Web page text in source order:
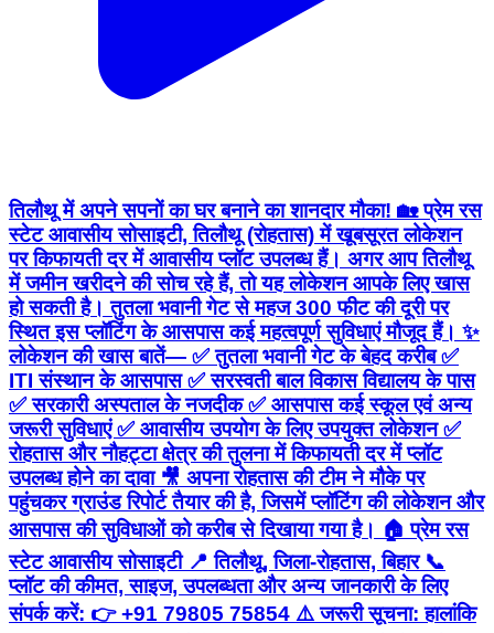
तिलौथू में अपने सपनों का घर बनाने का शानदार मौका! 🏡 प्रेम रस
स्टेट आवासीय सोसाइटी, तिलौथू (रोहतास) में खूबसूरत लोकेशन
पर किफायती दर में आवासीय प्लॉट उपलब्ध हैं। अगर आप तिलौथू
में जमीन खरीदने की सोच रहे हैं, तो यह लोकेशन आपके लिए खास
हो सकती है। तुतला भवानी गेट से महज 300 फीट की दूरी पर
स्थित इस प्लॉटिंग के आसपास कई महत्वपूर्ण सुविधाएं मौजूद हैं। ✨
लोकेशन की खास बातें— ✅ तुतला भवानी गेट के बेहद करीब ✅
ITI संस्थान के आसपास ✅ सरस्वती बाल विकास विद्यालय के पास
✅ सरकारी अस्पताल के नजदीक ✅ आसपास कई स्कूल एवं अन्य
जरूरी सुविधाएं ✅ आवासीय उपयोग के लिए उपयुक्त लोकेशन ✅
रोहतास और नौहट्टा क्षेत्र की तुलना में किफायती दर में प्लॉट
उपलब्ध होने का दावा 🎥 अपना रोहतास की टीम ने मौके पर
पहुंचकर ग्राउंड रिपोर्ट तैयार की है, जिसमें प्लॉटिंग की लोकेशन और
आसपास की सुविधाओं को करीब से दिखाया गया है। 🏠 प्रेम रस
स्टेट आवासीय सोसाइटी 📍 तिलौथू, जिला-रोहतास, बिहार 📞
प्लॉट की कीमत, साइज, उपलब्धता और अन्य जानकारी के लिए
संपर्क करें: 👉 +91 79805 75854 ⚠️ जरूरी सूचना: हालांकि